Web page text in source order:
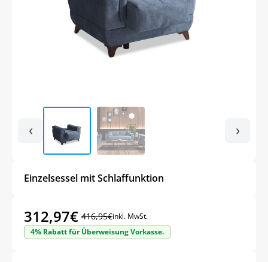
‹ ›
Einzelsessel mit Schlaffunktion
416,95€
Ursprünglicher
Preis
312,97€
Aktueller
Preis
inkl. MwSt.
4% Rabatt für Überweisung Vorkasse.